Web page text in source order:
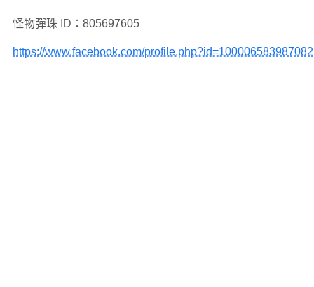
怪物彈珠 ID：805697605
https://www.facebook.com/profile.php?id=100006583987082